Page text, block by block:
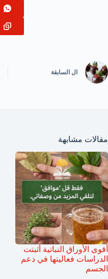
ال السابقة
مقالات مشابهة
أقوى الأوراق النباتية أثبتت
الدراسات فعاليتها في دعم
الجسم